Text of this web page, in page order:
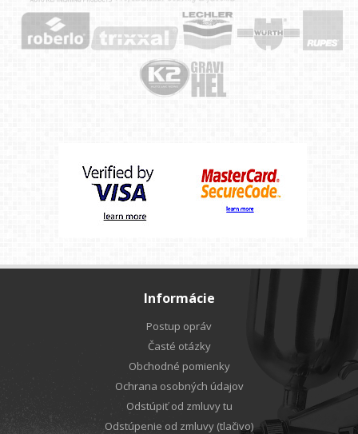
Informácie
Postup opráv
Časté otázky
Obchodné pomienky
Ochrana osobných údajov
Odstúpiť od zmluvy tu
Odstúpenie od zmluvy (tlačivo)